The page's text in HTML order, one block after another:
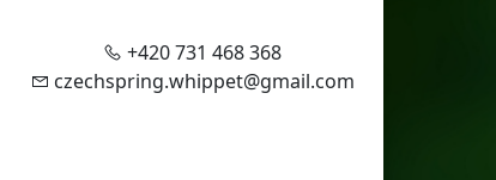
+420 731 468 368
czechspring.whippet@gmail.com